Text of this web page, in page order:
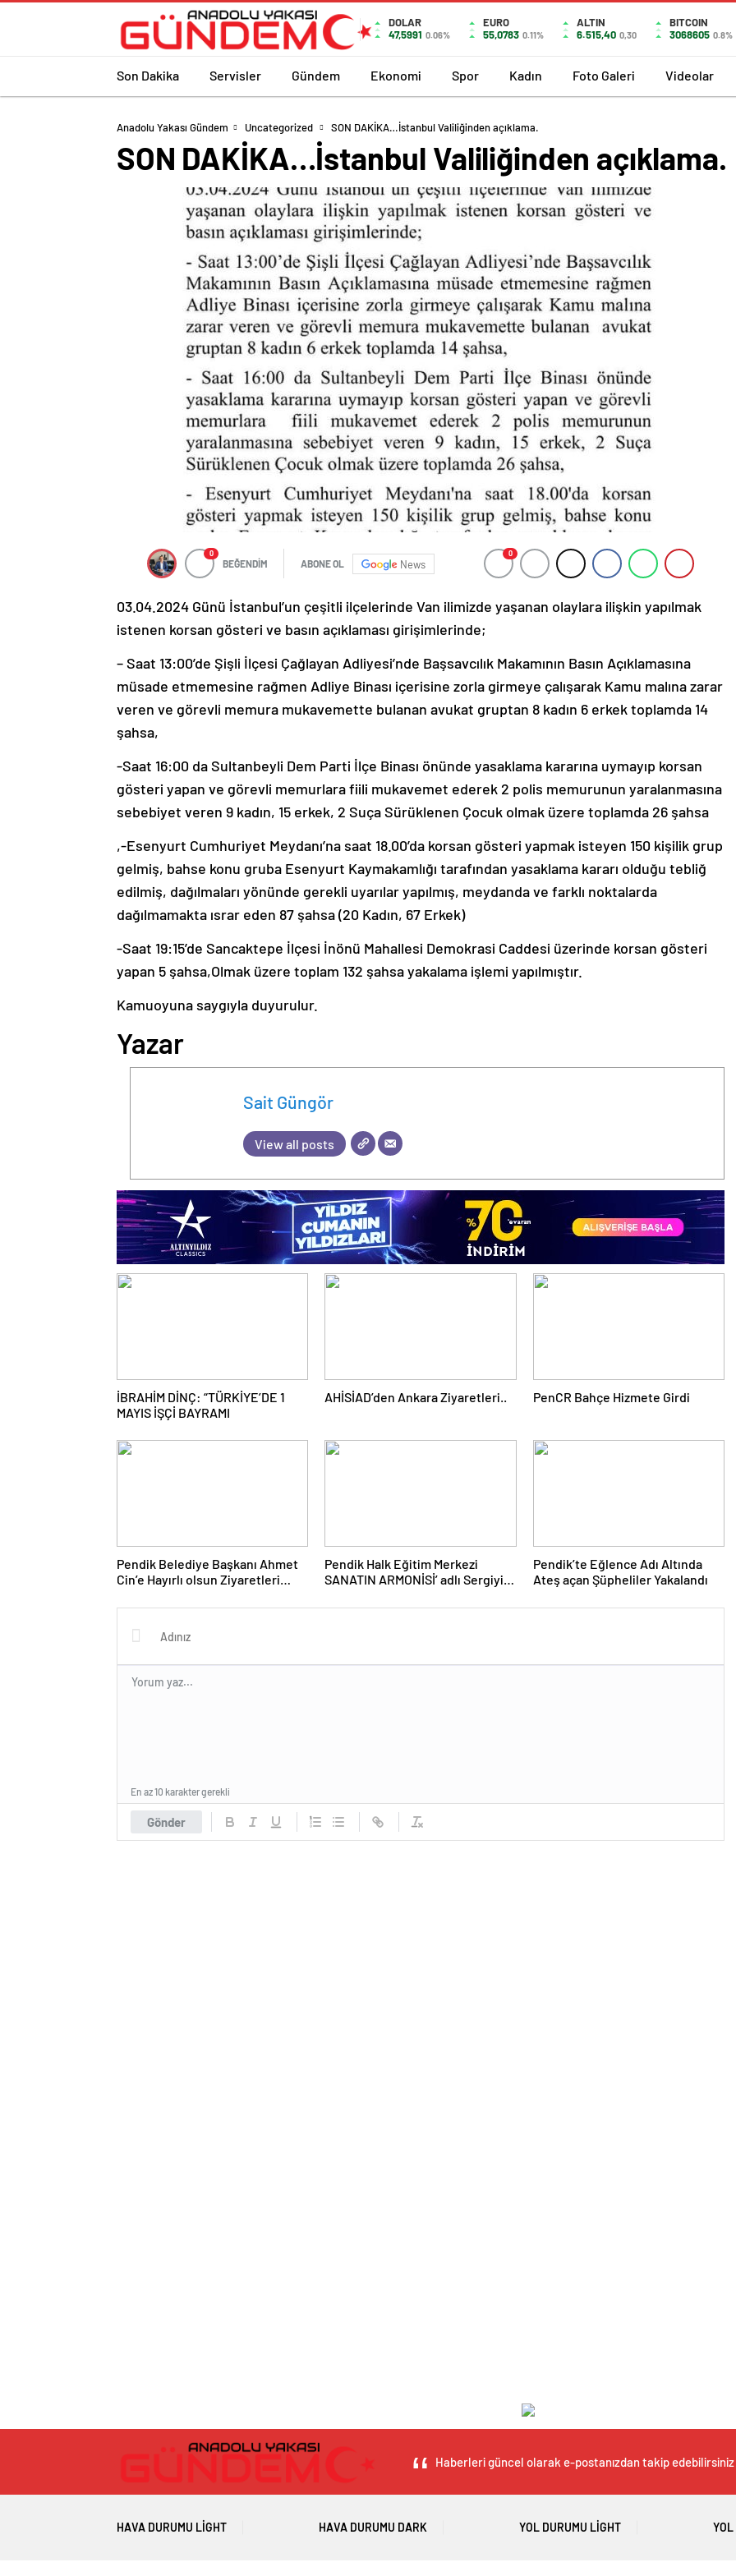
DOLAR
47,5991 0.06%
EURO
55,0783 0.11%
ALTIN
6.515,40 0,30
BITCOIN
3068605 0.8%
Son Dakika Servisler Gündem Ekonomi Spor Kadın Foto Galeri Videolar
Anadolu Yakası Gündem Uncategorized SON DAKİKA…İstanbul Valiliğinden açıklama.
SON DAKİKA…İstanbul Valiliğinden açıklama.
0
BEĞENDİM ABONE OL News
0
03.04.2024 Günü İstanbul’un çeşitli ilçelerinde Van ilimizde yaşanan olaylara ilişkin yapılmak
istenen korsan gösteri ve basın açıklaması girişimlerinde;
– Saat 13:00’de Şişli İlçesi Çağlayan Adliyesi’nde Başsavcılık Makamının Basın Açıklamasına
müsade etmemesine rağmen Adliye Binası içerisine zorla girmeye çalışarak Kamu malına zarar
veren ve görevli memura mukavemette bulanan avukat gruptan 8 kadın 6 erkek toplamda 14
şahsa,
-Saat 16:00 da Sultanbeyli Dem Parti İlçe Binası önünde yasaklama kararına uymayıp korsan
gösteri yapan ve görevli memurlara fiili mukavemet ederek 2 polis memurunun yaralanmasına
sebebiyet veren 9 kadın, 15 erkek, 2 Suça Sürüklenen Çocuk olmak üzere toplamda 26 şahsa
,-Esenyurt Cumhuriyet Meydanı’na saat 18.00’da korsan gösteri yapmak isteyen 150 kişilik grup
gelmiş, bahse konu gruba Esenyurt Kaymakamlığı tarafından yasaklama kararı olduğu tebliğ
edilmiş, dağılmaları yönünde gerekli uyarılar yapılmış, meydanda ve farklı noktalarda
dağılmamakta ısrar eden 87 şahsa (20 Kadın, 67 Erkek)
-Saat 19:15’de Sancaktepe İlçesi İnönü Mahallesi Demokrasi Caddesi üzerinde korsan gösteri
yapan 5 şahsa,Olmak üzere toplam 132 şahsa yakalama işlemi yapılmıştır.
Kamuoyuna saygıyla duyurulur.
Yazar
Sait Güngör
View all posts
İBRAHİM DİNÇ: “TÜRKİYE’DE 1
MAYIS İŞÇİ BAYRAMI
AHİSİAD’den Ankara Ziyaretleri.. PenCR Bahçe Hizmete Girdi
Pendik Belediye Başkanı Ahmet
Cin’e Hayırlı olsun Ziyaretleri
Pendik Halk Eğitim Merkezi
SANATIN ARMONİSİ’ adlı Sergiyi
Pendik’te Eğlence Adı Altında
Ateş açan Şüpheliler Yakalandı
Gönder
En az 10 karakter gerekli
Haberleri güncel olarak e-postanızdan takip edebilirsiniz
HAVA DURUMU LIGHT HAVA DURUMU DARK YOL DURUMU LIGHT YOL